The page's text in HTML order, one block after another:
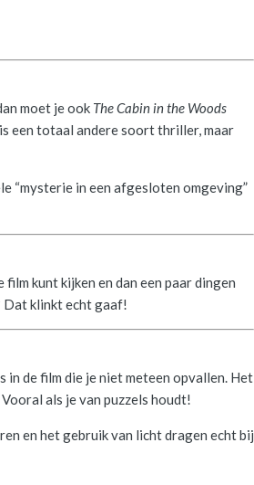
moet je ook The Cabin in the Woods
een totaal andere soort thriller, maar
“mysterie in een afgesloten omgeving”
kunt kijken en dan een paar dingen
Dat klinkt echt gaaf!
de film die je niet meteen opvallen. Het
als je van puzzels houdt!
en het gebruik van licht dragen echt bij